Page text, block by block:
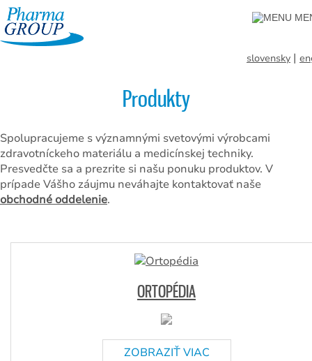
slovensky |
Produkty
Spolupracujeme s významnými svetovými výrobcami
zdravotníckeho materiálu a medicínskej techniky.
Presvedčte sa a prezrite si našu ponuku produktov. V
prípade Vášho záujmu neváhajte kontaktovať naše
obchodné oddelenie.
ORTOPÉDIA
ZOBRAZIŤ VIAC